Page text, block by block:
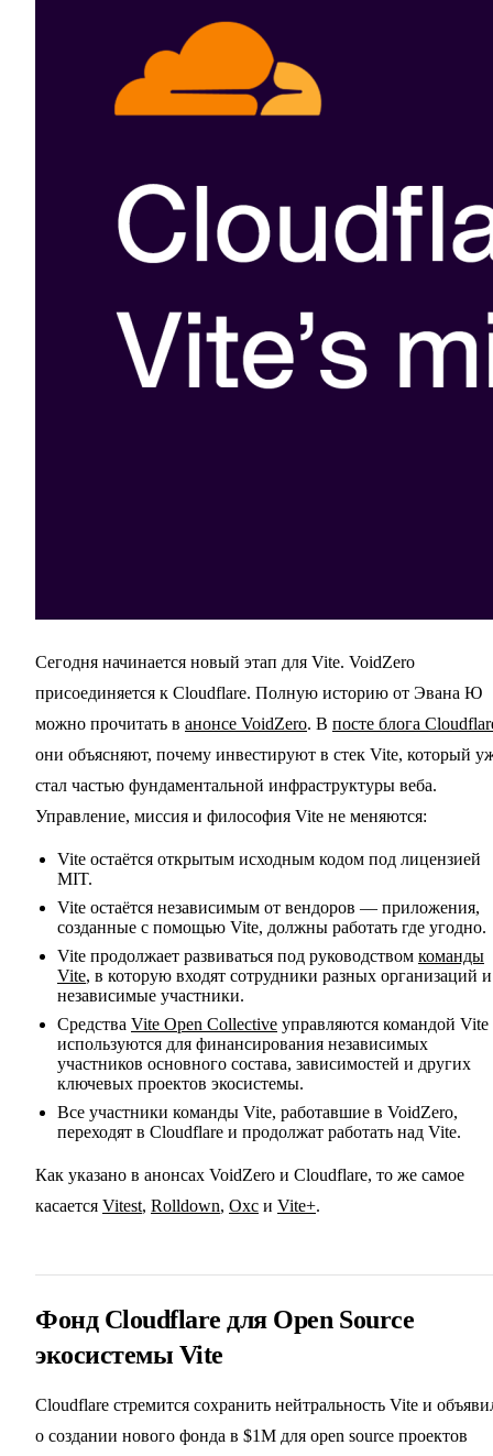
Сегодня начинается новый этап для Vite. VoidZero
присоединяется к Cloudflare. Полную историю от Эвана Ю
можно прочитать в анонсе VoidZero. В посте блога
они объясняют, почему инвестируют в стек Vite, который
стал частью фундаментальной инфраструктуры веба.
Управление, миссия и философия Vite не меняются:
Vite остаётся открытым исходным кодом под лицензией
MIT.
Vite остаётся независимым от вендоров — приложения,
созданные с помощью Vite, должны работать где угодно.
Vite продолжает развиваться под руководством команды
Vite, в которую входят сотрудники разных организаций и
независимые участники.
Средства Vite Open Collective управляются командой Vite
используются для финансирования независимых
участников основного состава, зависимостей и других
ключевых проектов экосистемы.
Все участники команды Vite, работавшие в VoidZero,
переходят в Cloudflare и продолжат работать над Vite.
Как указано в анонсах VoidZero и Cloudflare, то же самое
касается Vitest, Rolldown, Oxc и Vite+.
Фонд Cloudflare для Open Source
экосистемы Vite
Cloudflare стремится сохранить нейтральность Vite и
о создании нового фонда в $1M для open source проектов